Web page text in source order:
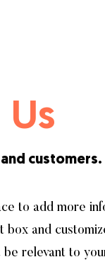
customers.
to add more
and
relevant to